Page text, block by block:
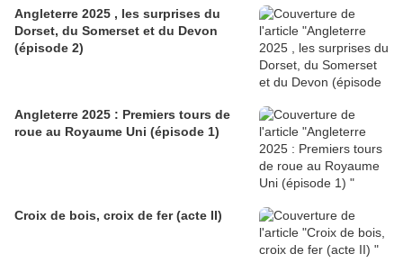
Angleterre 2025 , les surprises du
Dorset, du Somerset et du Devon
(épisode 2)
Angleterre 2025 : Premiers tours de
roue au Royaume Uni (épisode 1)
Croix de bois, croix de fer (acte II)